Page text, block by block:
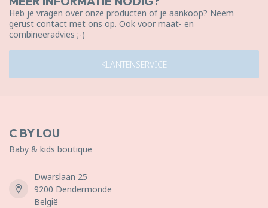
Heb je vragen over onze producten of je aankoop? Neem
gerust contact met ons op. Ook voor maat- en
combineeradvies ;-)
KLANTENSERVICE
C BY LOU
Baby & kids boutique
Dwarslaan 25
9200 Dendermonde
België